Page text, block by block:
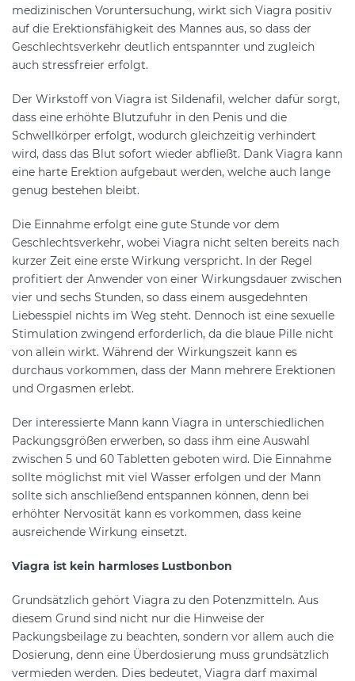
medizinischen Voruntersuchung, wirkt sich Viagra positiv
auf die Erektionsfähigkeit des Mannes aus, so dass der
Geschlechtsverkehr deutlich entspannter und zugleich
auch stressfreier erfolgt.
Der Wirkstoff von Viagra ist Sildenafil, welcher dafür sorgt,
dass eine erhöhte Blutzufuhr in den Penis und die
Schwellkörper erfolgt, wodurch gleichzeitig verhindert
wird, dass das Blut sofort wieder abfließt. Dank Viagra kann
eine harte Erektion aufgebaut werden, welche auch lange
genug bestehen bleibt.
Die Einnahme erfolgt eine gute Stunde vor dem
Geschlechtsverkehr, wobei Viagra nicht selten bereits nach
kurzer Zeit eine erste Wirkung verspricht. In der Regel
profitiert der Anwender von einer Wirkungsdauer zwischen
vier und sechs Stunden, so dass einem ausgedehnten
Liebesspiel nichts im Weg steht. Dennoch ist eine sexuelle
Stimulation zwingend erforderlich, da die blaue Pille nicht
von allein wirkt. Während der Wirkungszeit kann es
durchaus vorkommen, dass der Mann mehrere Erektionen
und Orgasmen erlebt.
Der interessierte Mann kann Viagra in unterschiedlichen
Packungsgrößen erwerben, so dass ihm eine Auswahl
zwischen 5 und 60 Tabletten geboten wird. Die Einnahme
sollte möglichst mit viel Wasser erfolgen und der Mann
sollte sich anschließend entspannen können, denn bei
erhöhter Nervosität kann es vorkommen, dass keine
ausreichende Wirkung einsetzt.
Viagra ist kein harmloses Lustbonbon
Grundsätzlich gehört Viagra zu den Potenzmitteln. Aus
diesem Grund sind nicht nur die Hinweise der
Packungsbeilage zu beachten, sondern vor allem auch die
Dosierung, denn eine Überdosierung muss grundsätzlich
vermieden werden. Dies bedeutet, Viagra darf maximal